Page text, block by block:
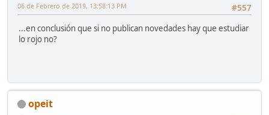
#557
06 de Febrero de 2019, 13:58:13 PM
...en conclusión que si no publican novedades hay que estudiar
lo rojo no?
opeit